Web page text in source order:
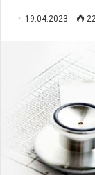
19.04.2023